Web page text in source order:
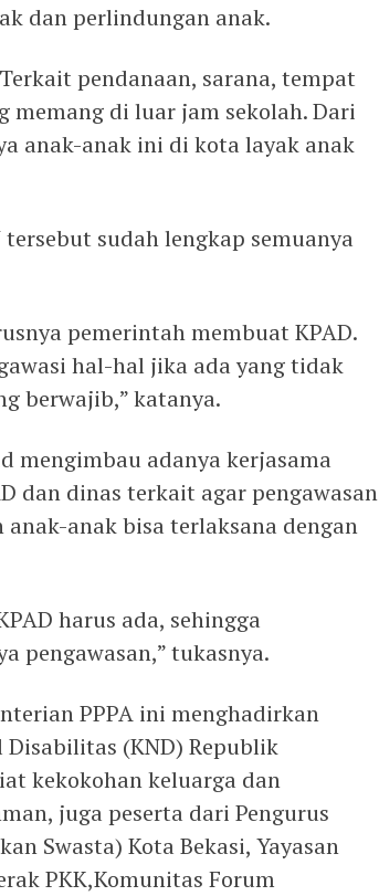
dan perlindungan anak.
pendanaan, sarana, tempat
memang di luar jam sekolah. Dari
anak-anak ini di kota layak anak
sudah lengkap semuanya
pemerintah membuat KPAD.
hal-hal jika ada yang tidak
berwajib,” katanya.
mengimbau adanya kerjasama
dan dinas terkait agar pengawasan
anak bisa terlaksana dengan
harus ada, sehingga
pengawasan,” tukasnya.
PPPA ini menghadirkan
(KND) Republik
kekokohan keluarga dan
juga peserta dari Pengurus
Swasta) Kota Bekasi, Yayasan
PKK,Komunitas Forum